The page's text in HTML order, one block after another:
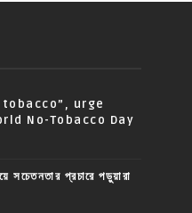
tobacco”, urge
No-Tobacco Day
সচেতনতার প্রচারে পড়ুয়ারা